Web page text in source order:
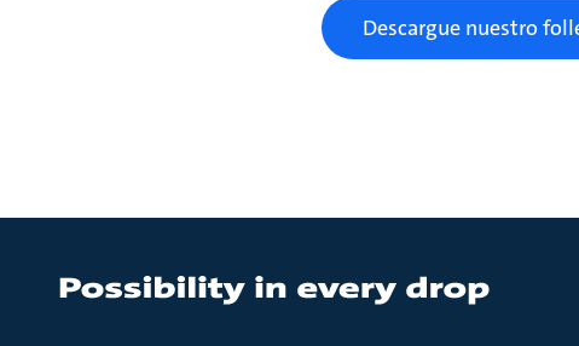
Descargue nuestro